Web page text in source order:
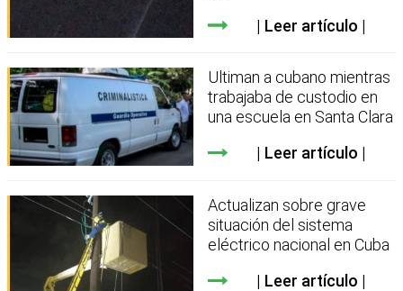
Leer artículo
Ultiman a cubano mientras
trabajaba de custodio en
una escuela en Santa Clara
Leer artículo
Actualizan sobre grave
situación del sistema
eléctrico nacional en Cuba
Leer artículo